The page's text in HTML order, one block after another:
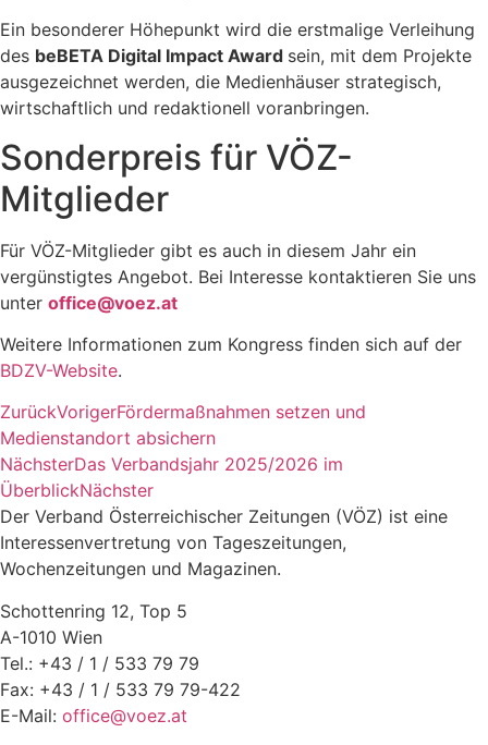
Ein besonderer Höhepunkt wird die erstmalige Verleihung
des beBETA Digital Impact Award sein, mit dem Projekte
ausgezeichnet werden, die Medienhäuser strategisch,
wirtschaftlich und redaktionell voranbringen.
Sonderpreis für VÖZ-
Mitglieder
Für VÖZ-Mitglieder gibt es auch in diesem Jahr ein
vergünstigtes Angebot. Bei Interesse kontaktieren Sie uns
unter office@voez.at
Weitere Informationen zum Kongress finden sich auf der
BDZV-Website.
ZurückVorigerFördermaßnahmen setzen und
Medienstandort absichern
NächsterDas Verbandsjahr 2025/2026 im
ÜberblickNächster
Der Verband Österreichischer Zeitungen (VÖZ) ist eine
Interessenvertretung von Tageszeitungen,
Wochenzeitungen und Magazinen.
Schottenring 12, Top 5
A-1010 Wien
Tel.: +43 / 1 / 533 79 79
Fax: +43 / 1 / 533 79 79-422
E-Mail: office@voez.at